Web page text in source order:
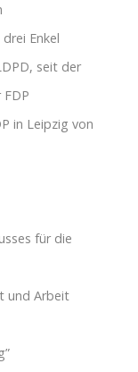
Enkel
seit der
in Leipzig von
für die
und Arbeit